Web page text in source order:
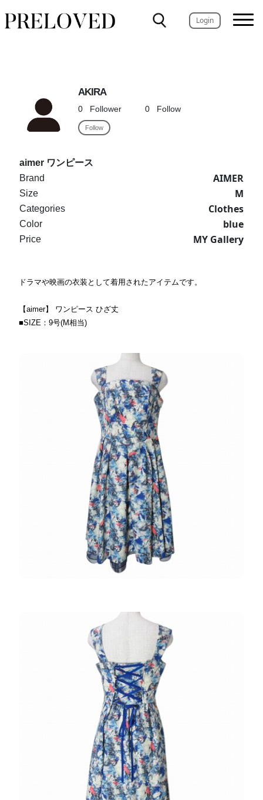
Login
AKIRA
0 Follower 0 Follow
Follow
aimer ワンピース
Brand
AIMER
Size M
Categories Clothes
Color blue
Price MY Gallery
ドラマや映画の衣装として着用されたアイテムです。
【aimer】 ワンピース ひざ丈
■SIZE：9号(M相当)